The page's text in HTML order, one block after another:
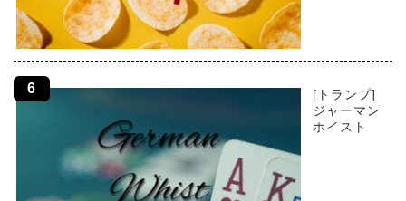
[トランプ]
ジャーマン
ホイスト